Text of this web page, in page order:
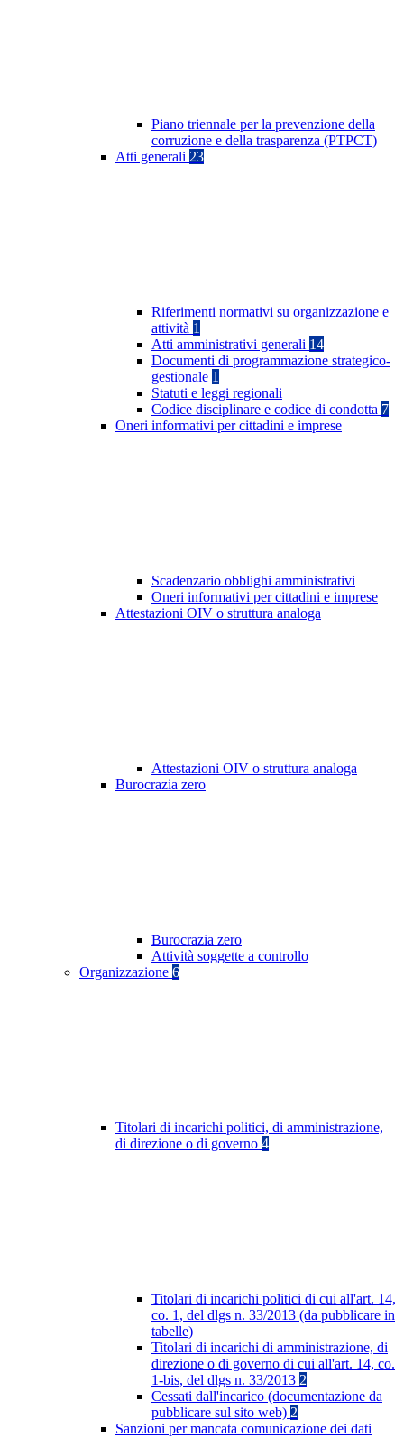
Piano triennale per la prevenzione della
corruzione e della trasparenza (PTPCT)
Atti generali 23
Riferimenti normativi su organizzazione e
attività 1
Atti amministrativi generali 14
Documenti di programmazione strategico-
gestionale 1
Statuti e leggi regionali
Codice disciplinare e codice di condotta 7
Oneri informativi per cittadini e imprese
Scadenzario obblighi amministrativi
Oneri informativi per cittadini e imprese
Attestazioni OIV o struttura analoga
Attestazioni OIV o struttura analoga
Burocrazia zero
Burocrazia zero
Attività soggette a controllo
Organizzazione 6
Titolari di incarichi politici, di amministrazione,
di direzione o di governo 4
Titolari di incarichi politici di cui all'art. 14,
co. 1, del dlgs n. 33/2013 (da pubblicare in
tabelle)
Titolari di incarichi di amministrazione, di
direzione o di governo di cui all'art. 14, co.
1-bis, del dlgs n. 33/2013 2
Cessati dall'incarico (documentazione da
pubblicare sul sito web) 2
Sanzioni per mancata comunicazione dei dati